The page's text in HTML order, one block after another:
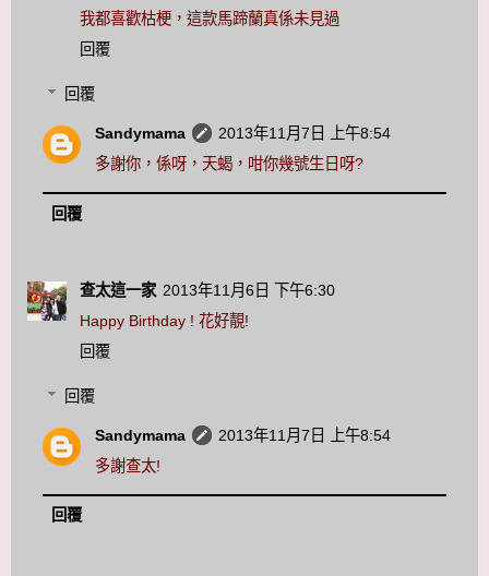
我都喜歡枯梗，這款馬蹄蘭真係未見過
回覆
回覆
Sandymama
2013年11月7日 上午8:54
多謝你，係呀，天蝎，咁你幾號生日呀?
回覆
查太這一家 2013年11月6日 下午6:30
Happy Birthday ! 花好靚!
回覆
回覆
Sandymama
2013年11月7日 上午8:54
多謝查太!
回覆